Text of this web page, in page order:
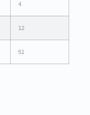
4
12
51